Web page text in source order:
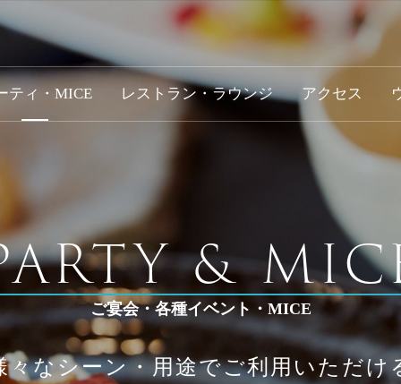
&
ご宴会・各種イベント・MICE
々なシーン・用途でご利用いただけ
ティ・MICE レストラン・ラウンジ アクセス